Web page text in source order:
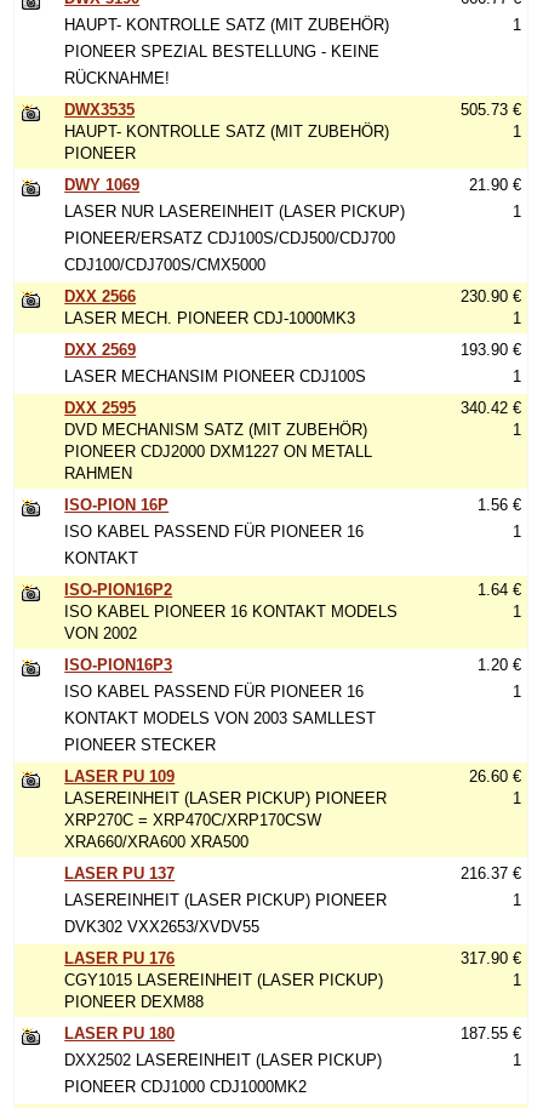
HAUPT- KONTROLLE SATZ (MIT ZUBEHÖR)
PIONEER SPEZIAL BESTELLUNG - KEINE
RÜCKNAHME!
1
DWX3535
HAUPT- KONTROLLE SATZ (MIT ZUBEHÖR)
PIONEER
505.73 €
1
DWY 1069
LASER NUR LASEREINHEIT (LASER PICKUP)
PIONEER/ERSATZ CDJ100S/CDJ500/CDJ700
CDJ100/CDJ700S/CMX5000
21.90 €
1
DXX 2566
LASER MECH. PIONEER CDJ-1000MK3
230.90 €
1
DXX 2569
LASER MECHANSIM PIONEER CDJ100S
193.90 €
1
DXX 2595
DVD MECHANISM SATZ (MIT ZUBEHÖR)
PIONEER CDJ2000 DXM1227 ON METALL
RAHMEN
340.42 €
1
ISO-PION 16P
ISO KABEL PASSEND FÜR PIONEER 16
KONTAKT
1.56 €
1
ISO-PION16P2
ISO KABEL PIONEER 16 KONTAKT MODELS
VON 2002
1.64 €
1
ISO-PION16P3
ISO KABEL PASSEND FÜR PIONEER 16
KONTAKT MODELS VON 2003 SAMLLEST
PIONEER STECKER
1.20 €
1
LASER PU 109
LASEREINHEIT (LASER PICKUP) PIONEER
XRP270C = XRP470C/XRP170CSW
XRA660/XRA600 XRA500
26.60 €
1
LASER PU 137
LASEREINHEIT (LASER PICKUP) PIONEER
DVK302 VXX2653/XVDV55
216.37 €
1
LASER PU 176
CGY1015 LASEREINHEIT (LASER PICKUP)
PIONEER DEXM88
317.90 €
1
LASER PU 180
DXX2502 LASEREINHEIT (LASER PICKUP)
PIONEER CDJ1000 CDJ1000MK2
187.55 €
1